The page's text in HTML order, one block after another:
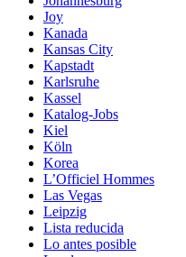
Joy
Kanada
Kansas City
Kapstadt
Karlsruhe
Kassel
Katalog-Jobs
Kiel
Köln
Korea
L’Officiel Hommes
Las Vegas
Leipzig
Lista reducida
Lo antes posible